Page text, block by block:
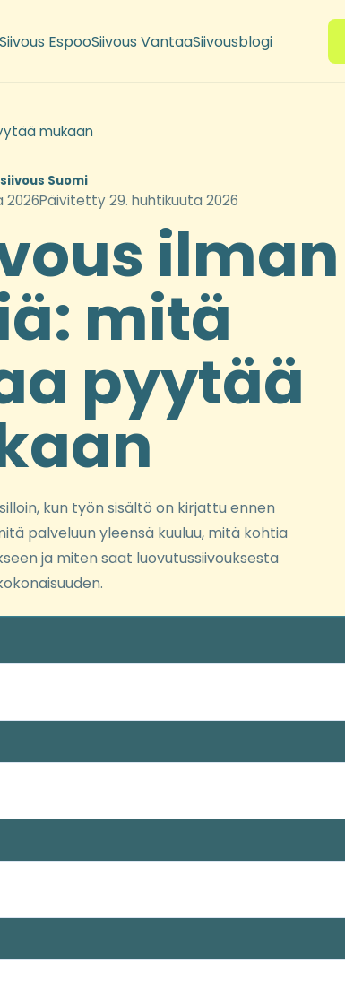
Siivous EspooSiivous VantaaSiivousblogi
mukaan
Suomi
2026Päivitetty 29. huhtikuuta 2026
ilman
mitä
pyytää
kun työn sisältö on kirjattu ennen
palveluun yleensä kuuluu, mitä kohtia
ja miten saat luovutussiivouksesta